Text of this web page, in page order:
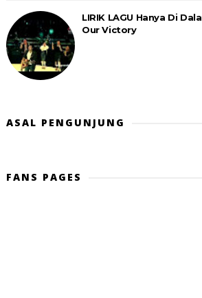
LIRIK LAGU Hanya Di
Our Victory
ASAL PENGUNJUNG
FANS PAGES